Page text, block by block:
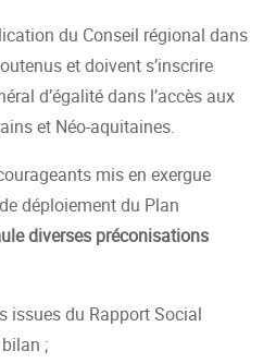
du Conseil régional dans
et doivent s’inscrire
d’égalité dans l’accès aux
et Néo-aquitaines.
mis en exergue
déploiement du Plan
diverses préconisations
issues du Rapport Social
;